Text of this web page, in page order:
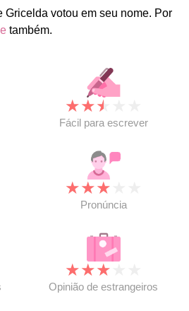
Gricelda votou em seu nome. Por
também.
★★★
Fácil para escrever
★★★
Pronúncia
★★★
Opinião de estrangeiros